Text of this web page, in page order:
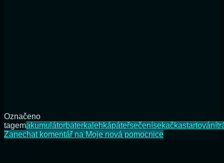
Označeno
tagemakumulátorbaterkalehkápáteřsečenísekačkastartování
Zanechat komentářna Moje nová pomocnice